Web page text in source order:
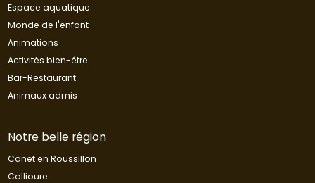
Espace aquatique
Monde de l'enfant
Animations
Activités bien-être
Bar-Restaurant
Animaux admis
Notre belle région
Canet en Roussillon
Collioure